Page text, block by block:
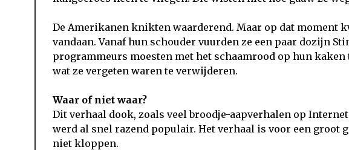
De Amerikanen knikten waarderend. Maar op dat moment
vandaan. Vanaf hun schouder vuurden ze een paar dozijn
programmeurs moesten met het schaamrood op hun kaken
wat ze vergeten waren te verwijderen.
Waar of niet waar?
Dit verhaal dook, zoals veel broodje-aapverhalen op
werd al snel razend populair. Het verhaal is voor een groot
niet kloppen.